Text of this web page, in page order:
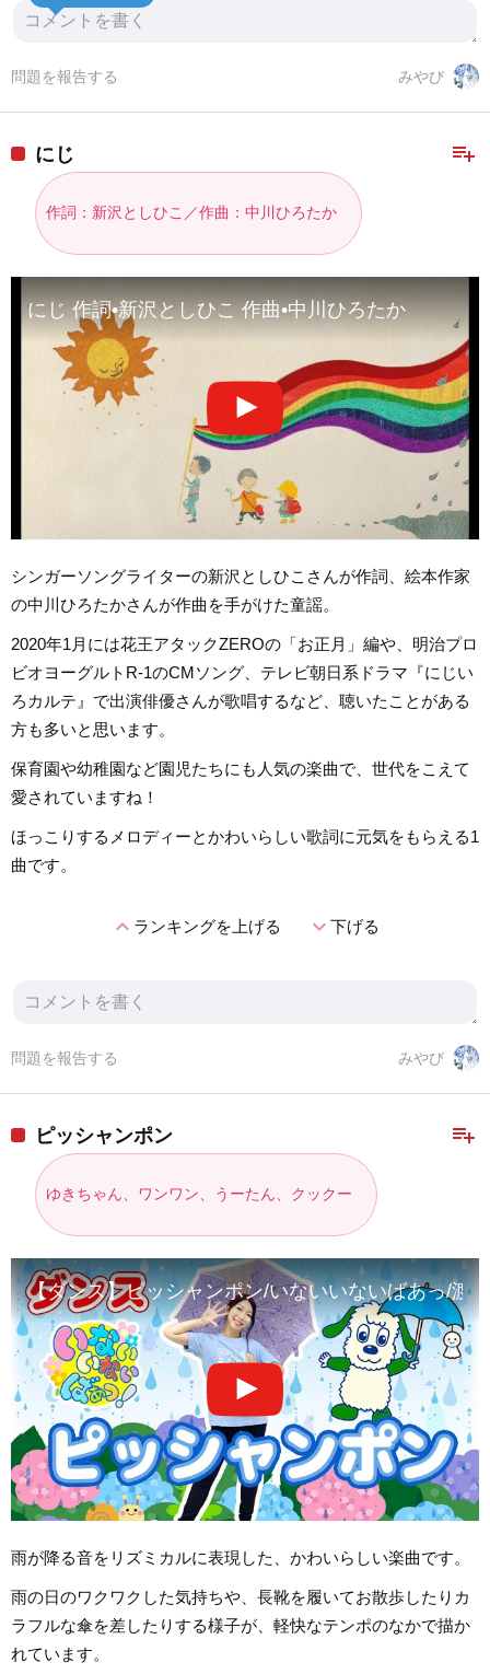
みやび
問題を報告する
playlist_add
にじ
作詞：新沢としひこ／作曲：中川ひろたか
にじ 作詞•新沢としひこ 作曲•中川ひろたか
シンガーソングライターの新沢としひこさんが作詞、絵本作家
の中川ひろたかさんが作曲を手がけた童謡。
2020年1月には花王アタックZEROの「お正月」編や、明治プロ
ビオヨーグルトR-1のCMソング、テレビ朝日系ドラマ『にじい
ろカルテ』で出演俳優さんが歌唱するなど、聴いたことがある
方も多いと思います。
保育園や幼稚園など園児たちにも人気の楽曲で、世代をこえて
愛されていますね！
ほっこりするメロディーとかわいらしい歌詞に元気をもらえる1
曲です。
expand_lessランキングを上げる expand_more下げる
みやび
問題を報告する
playlist_add
ピッシャンポン
ゆきちゃん、ワンワン、うーたん、クックー
【ダンス】ピッシャンポン/いないいないばあっ/渡
雨が降る音をリズミカルに表現した、かわいらしい楽曲です。
雨の日のワクワクした気持ちや、長靴を履いてお散歩したりカ
ラフルな傘を差したりする様子が、軽快なテンポのなかで描か
れています。